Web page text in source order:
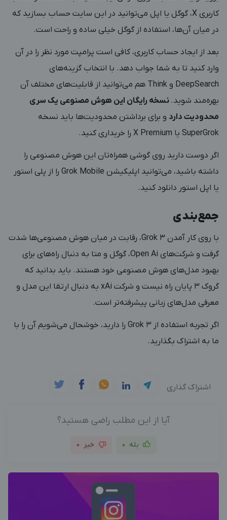
کاربری X، گوگل یا اپل می‌توانید در این سایت حساب بسازید که
در میان آن‌ها، استفاده از گوگل خیلی ساده و راحت است.
بعد از ایجاد حساب کاربری، کافی است پرامپت مورد نظر را در آن
وارد کنید تا به شما جواب دهد. با انتخاب گزینه‌های
DeepSearch و Think هم می‌توانید از قابلیت‌های مختلف آن
بهره‌مند شوید. نسخه رایگان این هوش مصنوعی یک سری
محدودیت دارد و برای برداشتن محدودیت‌ها باید نسخه
SuperGrok یا X Premium را خریداری کنید.
اگر دوست دارید روی گوشی همراه‌تان این هوش مصنوعی را
داشته باشید، می‌توانید اپلیکیشن Grok Mobile را از پلی استور
یا اپل استور دانلود کنید.
جمع‌بندی
با روی کار آمدن Grok 3، رقابت در میان هوش مصنوعی‌ها شدت
گرفت و شرکت‌های Open Ai، گوگل و متا به دنبال راه‌های برای
بهبود مدل‌های هوش مصنوعی خود هستند. باید بدانید که
گروک 3 پایان راه نیست و شرکت xAi به دنبال ارتقا این مدل و
معرفی مدل‌های زبانی پیشرفته‌تر است.
اگر تجربه استفاده از Grok 3 را دارید، خوشحال می‌شویم آن را با
ما به اشتراک بگذارید.
اشتراک گذاری
آیا از این مطلب راضی هستید؟
بله 0 خیر 0